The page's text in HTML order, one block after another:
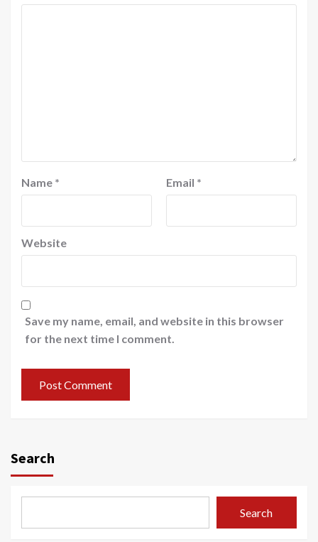
Name * Email *
Website
Save my name, email, and website in this browser
for the next time I comment.
Search
Search